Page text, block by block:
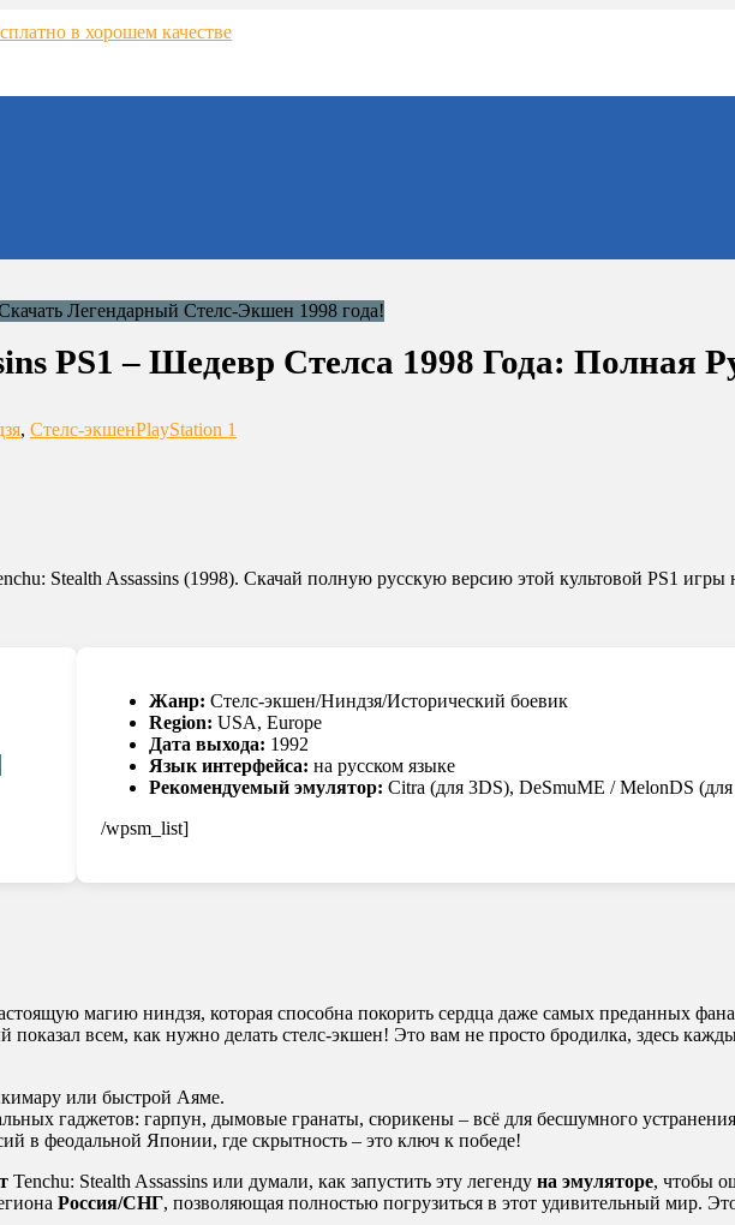
PS1 – Шедевр Стелса 1998 Года: Полная
, Стелс-экшенPlayStation 1
Stealth Assassins (1998). Скачай полную русскую версию этой культовой PS1 игры
Жанр: Стелс-экшен/Ниндзя/Исторический боевик
Region: USA, Europe
Дата выхода: 1992
Язык интерфейса: на русском языке
Рекомендуемый эмулятор: Citra (для 3DS), DeSmuME / MelonDS
/wpsm_list]
магию ниндзя, которая способна покорить сердца даже самых преданных
показал всем, как нужно делать стелс-экшен! Это вам не просто бродилка, здесь
или быстрой Аяме.
гаджетов: гарпун, дымовые гранаты, сюрикены – всё для бесшумного
в феодальной Японии, где скрытность – это ключ к победе!
Tenchu: Stealth Assassins или думали, как запустить эту легенду на эмуляторе, чтобы
Россия/СНГ, позволяющая полностью погрузиться в этот удивительный мир.